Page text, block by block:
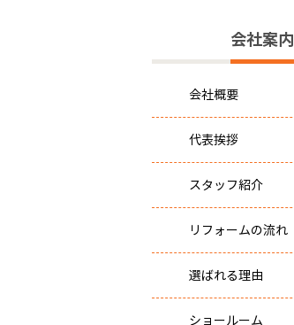
会社案内
会社概要
代表挨拶
スタッフ紹介
リフォームの流れ
選ばれる理由
ショールーム